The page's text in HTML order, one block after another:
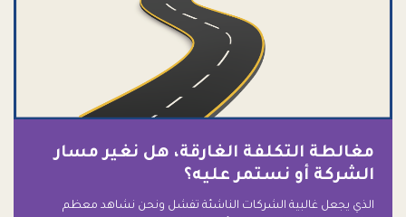
مغالطة التكلفة الغارقة، هل نغير مسار
الشركة أو نستمر عليه؟
الذي يجعل غالبية الشركات الناشئة تفشل ونحن نشاهد معظم